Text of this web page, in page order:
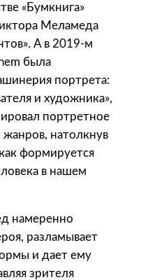
«Бумкнига»
Меламеда
А в 2019-м
была
портрета:
и художника»,
портретное
жанров, натолкнув
формируется
в нашем
намеренно
разламывает
и дает ему
зрителя